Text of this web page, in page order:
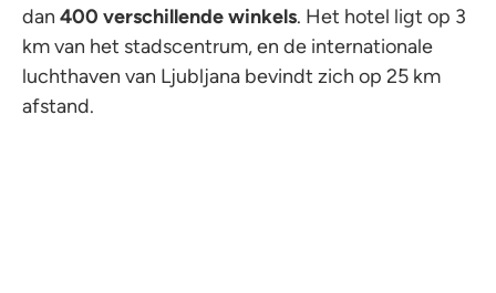
dan 400 verschillende winkels. Het hotel ligt op 3
km van het stadscentrum, en de internationale
luchthaven van Ljubljana bevindt zich op 25 km
afstand.